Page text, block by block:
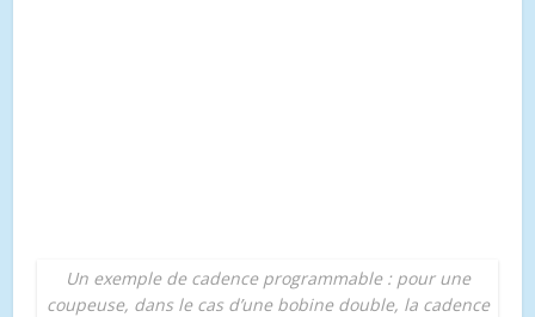
Un exemple de cadence programmable : pour une
coupeuse, dans le cas d’une bobine double, la cadence